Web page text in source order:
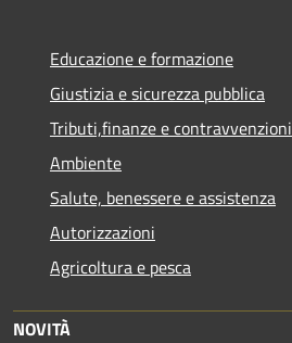
Educazione e formazione
Giustizia e sicurezza pubblica
Tributi,finanze e contravvenzioni
Ambiente
Salute, benessere e assistenza
Autorizzazioni
Agricoltura e pesca
NOVITÀ